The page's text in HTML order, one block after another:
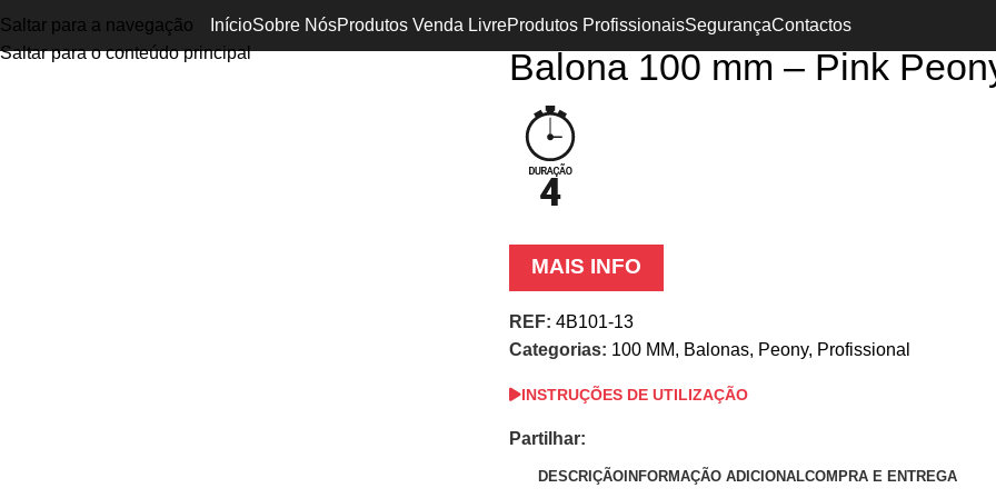
Saltar para a navegação
Saltar para o conteúdo principal
InícioSobre NósProdutos Venda LivreProdutos ProfissionaisSegurançaContactos
Clique para ampliar
Início Profissional Balonas 100 MM
Balona 100 mm – Pink
MAIS INFO
REF: 4B101-13
Categorias: 100 MM, Balonas, Peony, Profissional
INSTRUÇÕES DE UTILIZAÇÃO
Partilhar:
DESCRIÇÃOINFORMAÇÃO ADICIONALCOMPRA E ENTREGA